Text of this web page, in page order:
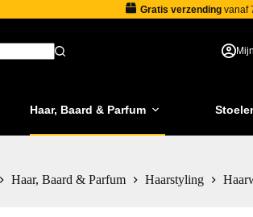
Gratis verzendingvanaf
Haar, Baard & Parfum
Haar, Baard & Parfum Haarstyling